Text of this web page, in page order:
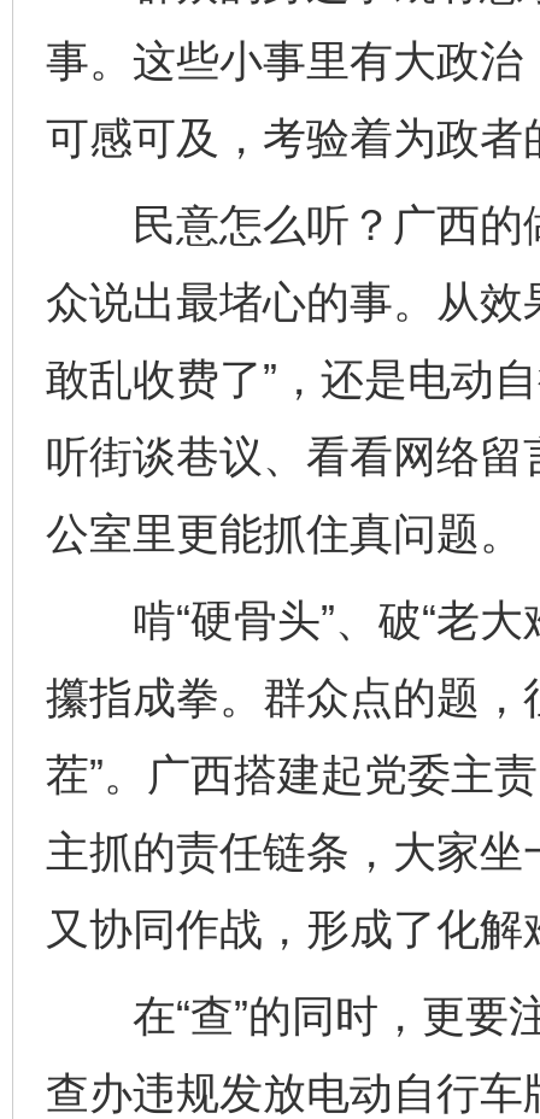
事。这些小事里有大政
可感可及，考验着为政者
民意怎么听？广西的
众说出最堵心的事。从效
敢乱收费了”，还是电动
听街谈巷议、看看网络
公室里更能抓住真问题。
啃“硬骨头”、破“老大
攥指成拳。群众点的题，
茬”。广西搭建起党委主
主抓的责任链条，大家
又协同作战，形成了化
在“查”的同时，更要注
查办违规发放电动自行